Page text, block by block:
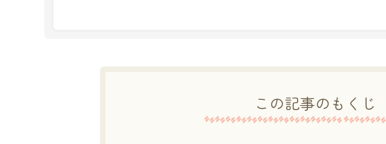
この記事のもくじ